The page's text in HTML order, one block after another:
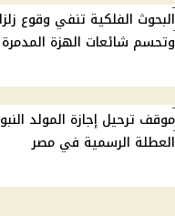
البحوث الفلكية تنفي وقوع
وتحسم شائعات الهزة المدمرة
العطلة الرسمية في مصر